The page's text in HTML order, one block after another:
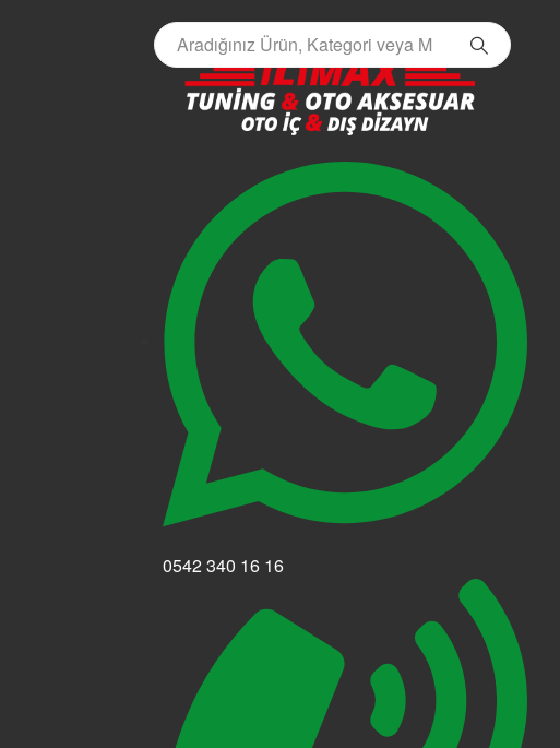
0542 340 16 16